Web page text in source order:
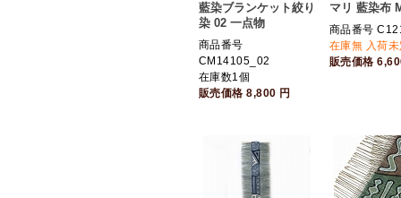
藍染ブランケット絞り
染 02 一点物
商品番号
CM14105_02
在庫数1個
販売価格8,800 円
マリ 藍染布
商品番号
在庫無 入荷
販売価格